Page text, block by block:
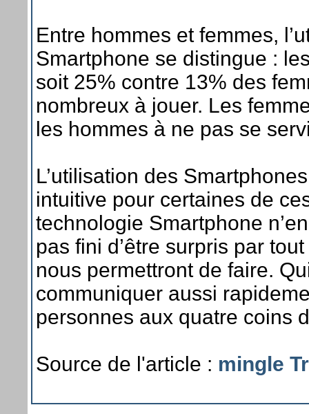
Entre hommes et femmes,
Smartphone se distingue :
soit 25% contre 13% des
nombreux à jouer. Les
les hommes à ne pas se
L’utilisation des
intuitive pour certaines de
technologie Smartphone
pas fini d’être surpris par
nous permettront de faire.
communiquer aussi
personnes aux quatre coins
Source de l'article : mingle